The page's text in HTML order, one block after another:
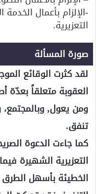
-الإلزام بأعمال
التعزيرية.
صورة المسألة
لقد كثرت الوقائع
العقوبة متعلقاً بعدّة
ومن يعول, وبالمجتمع،
تنفق.
كما جاءت الدعوة
التعزيرية الشهيرة
الخطيئة بأسهل